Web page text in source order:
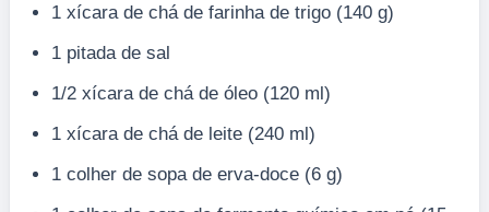
1 xícara de chá de farinha de trigo (140 g)
1 pitada de sal
1/2 xícara de chá de óleo (120 ml)
1 xícara de chá de leite (240 ml)
1 colher de sopa de erva-doce (6 g)